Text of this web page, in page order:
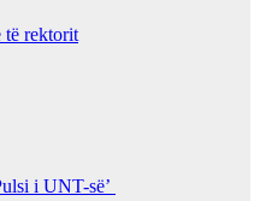
të rektorit
i UNT-së’